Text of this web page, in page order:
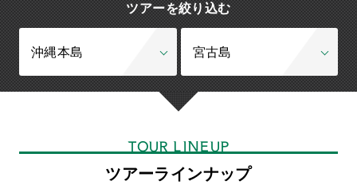
ツアーを絞り込む
沖縄本島 宮古島
TOUR LINEUP
ツアーラインナップ